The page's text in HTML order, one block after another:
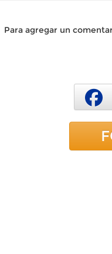
Para agregar un